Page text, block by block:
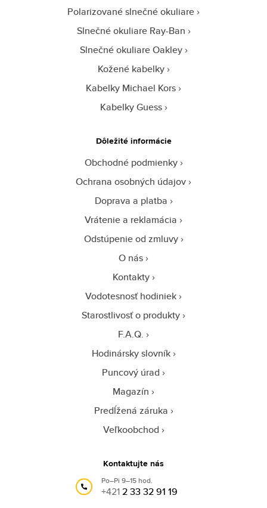
Polarizované slnečné okuliare
Slnečné okuliare Ray-Ban
Slnečné okuliare Oakley
Kožené kabelky
Kabelky Michael Kors
Kabelky Guess
Dôležité informácie
Obchodné podmienky
Ochrana osobných údajov
Doprava a platba
Vrátenie a reklamácia
Odstúpenie od zmluvy
O nás
Kontakty
Vodotesnosť hodiniek
Starostlivosť o produkty
F.A.Q.
Hodinársky slovník
Puncový úrad
Magazín
Predĺžená záruka
Veľkoobchod
Kontaktujte nás
Po–Pi 9–15 hod.
+4212 33 32 91 19